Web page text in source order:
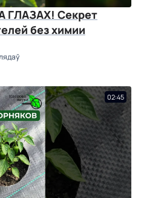
Секрет
без химии
02:45